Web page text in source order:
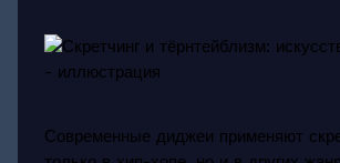
Современные диджеи применяют